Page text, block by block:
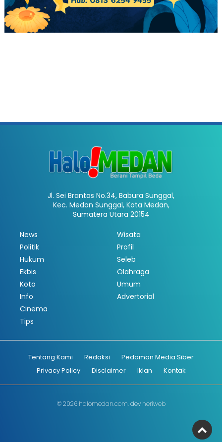
Jl. Sei Brantas No.34, Babura Sunggal,
Kec. Medan Sunggal, Kota Medan,
Sumatera Utara 20154
News
Politik
Hukum
Ekbis
Kota
Info
Wisata
Profil
Seleb
Olahraga
Umum
Advertorial
Cinema
Tips
Tentang Kami Redaksi
Pedoman Media Siber
Privacy Policy
Disclaimer Iklan Kontak
© 2026 halomedan.com. dev heriweb